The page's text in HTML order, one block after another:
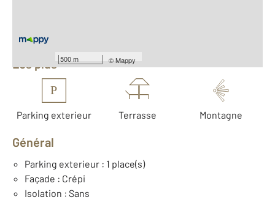
500 m ©Mappy
Équipements
Les plus
P
Parking exterieur Terrasse Montagne
Général
Parking exterieur : 1 place(s)
Façade : Crépi
Isolation : Sans